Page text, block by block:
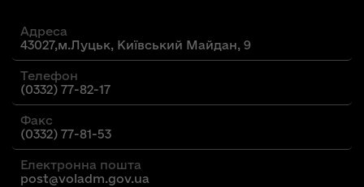
Адреса
43027,м.Луцьк, Київський Майдан, 9
Телефон
(0332) 77-82-17
Факс
(0332) 77-81-53
Електронна пошта
post@voladm.gov.ua